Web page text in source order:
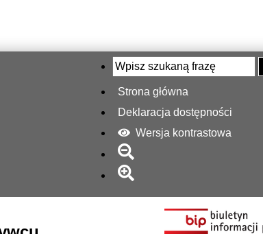
Strona główna
Deklaracja dostępności
Wersja kontrastowa